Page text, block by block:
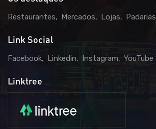
Restaurantes Mercados Lojas Padarias
Link Social
Facebook Linkedin Instagram YouTube
Linktree